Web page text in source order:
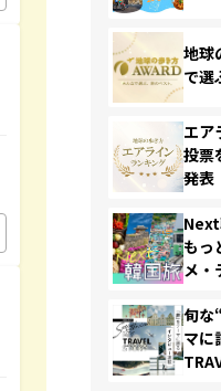
地球
で選
エア
投票
発表
もっ
メ・
旬な
マに